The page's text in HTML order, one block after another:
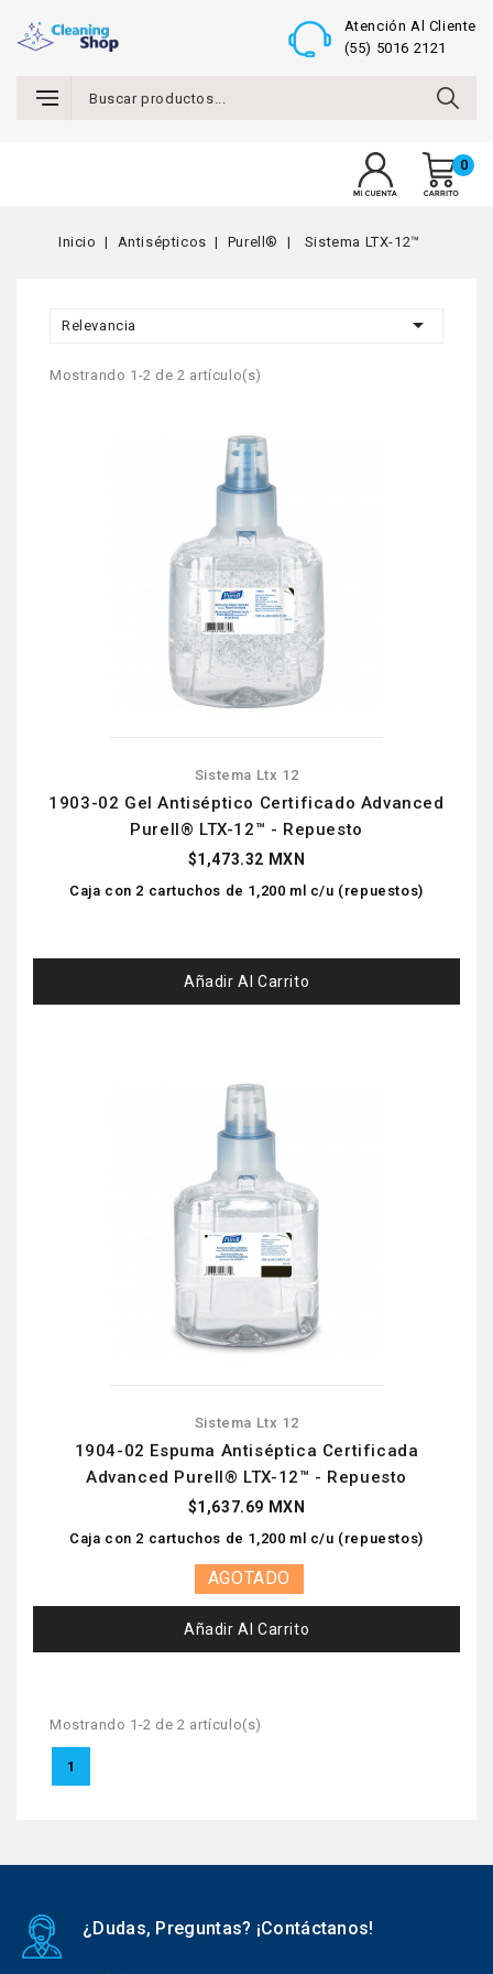
Atención Al Cliente
(55) 5016 2121
0
Inicio Antisépticos Purell® Sistema LTX-12™
Relevancia 
Mostrando 1-2 de 2 artículo(s)
Sistema Ltx 12
1903-02 Gel Antiséptico Certificado Advanced
Purell® LTX-12™ - Repuesto
$1,473.32 MXN
Caja con 2 cartuchos de 1,200 ml c/u (repuestos)
Añadir Al Carrito
Sistema Ltx 12
1904-02 Espuma Antiséptica Certificada
Advanced Purell® LTX-12™ - Repuesto
$1,637.69 MXN
Caja con 2 cartuchos de 1,200 ml c/u (repuestos)
AGOTADO
Añadir Al Carrito
Mostrando 1-2 de 2 artículo(s)
1
¿Dudas, Preguntas? ¡Contáctanos!